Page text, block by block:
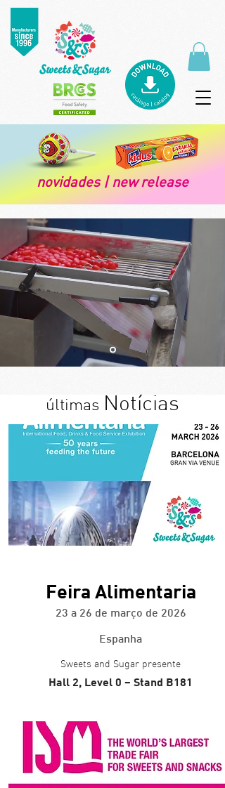
novidades | new release
últimas Notícias
Feira Alimentaria
23 a 26 de março de 2026
Espanha
Sweets and Sugar presente
Hall 2, Level 0 – Stand B181